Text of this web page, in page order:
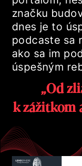
značku
dnes je to
podcaste sa
ako sa im
úspešným
„od zliav cez rebranding
k zážitkom